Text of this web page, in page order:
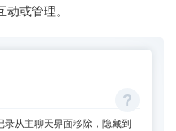
或管理。
录从主聊天界面移除，隐藏到